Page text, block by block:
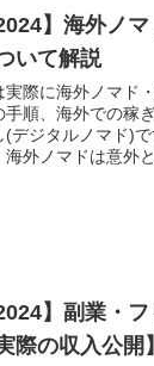
2024】海外ノ
いて解説
実際に海外ノマド
手順、海外での稼
(デジタルノマド)
海外ノマドは意外
2024】副業・
実際の収入公